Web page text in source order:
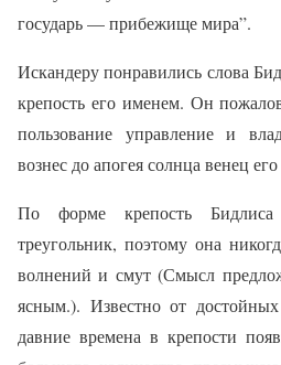
государь — прибежище мира”.
Искандеру понравились слова
крепость его именем. Он
пользование управление и
вознес до апогея солнца венец
По форме крепость
треугольник, поэтому она
волнений и смут (Смысл
ясным.). Известно от
давние времена в крепости